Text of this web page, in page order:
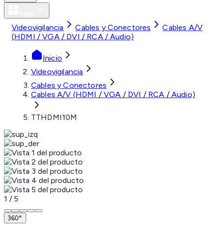
Videovigilancia Cables y Conectores
Cables A/V
(HDMI / VGA / DVI / RCA / Audio)
Inicio
Videovigilancia
Cables y Conectores
Cables A/V (HDMI / VGA / DVI / RCA / Audio)
TTHDMI10M
1 / 5
360°